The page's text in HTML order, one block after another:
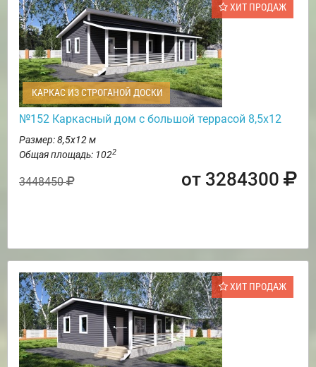
ХИТ ПРОДАЖ
КАРКАС ИЗ СТРОГАНОЙ ДОСКИ
№152 Каркасный дом с большой террасой 8,5х12
Размер: 8,5х12 м
Общая площадь: 1022
3448450 от 3284300
ХИТ ПРОДАЖ